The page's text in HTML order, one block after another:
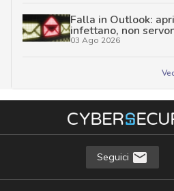
Falla in Outlook:
infettano, non
03 Ago 2026
Seguici